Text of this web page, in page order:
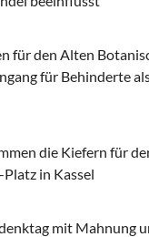
für den Alten
für Behinderte
die Kiefern für
in Kassel
mit Mahnung